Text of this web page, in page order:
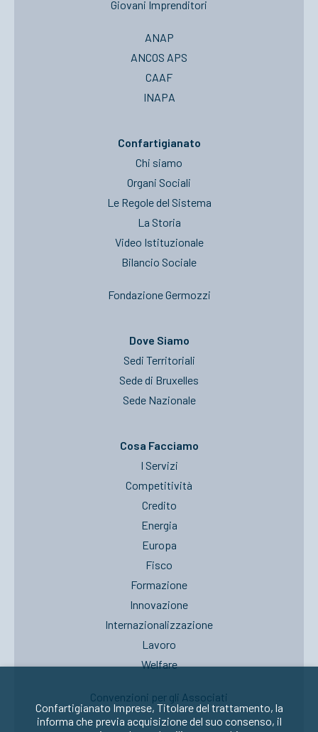
Giovani Imprenditori
ANAP
ANCOS APS
CAAF
INAPA
Confartigianato
Chi siamo
Organi Sociali
Le Regole del Sistema
La Storia
Video Istituzionale
Bilancio Sociale
Fondazione Germozzi
Dove Siamo
Sedi Territoriali
Sede di Bruxelles
Sede Nazionale
Cosa Facciamo
I Servizi
Competitività
Credito
Energia
Europa
Fisco
Formazione
Innovazione
Internazionalizzazione
Lavoro
Welfare
Convenzioni per gli Associati
Confartigianato Imprese, Titolare del trattamento, la
informa che previa acquisizione del suo consenso, il